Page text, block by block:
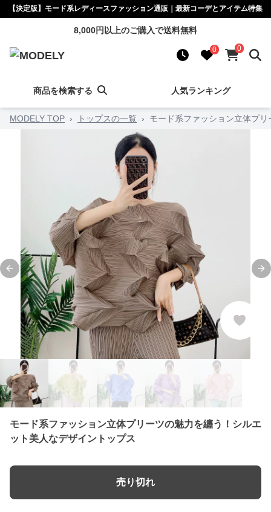
【決定版】モード系レディースファッション通販｜最新コーデとアイテム特集
8,000円以上のご購入で送料無料
0 0
商品を検索する 人気ランキング
MODELY TOP › トップスの一覧 › モード系ファッション立体プ
Previous slide
モード系ファッション立体プリーツの魅力を纏う！シルエ
ット美人なデザイントップス
売り切れ